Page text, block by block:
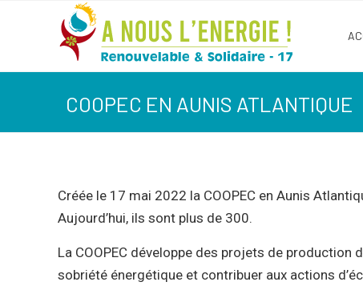
COOPEC EN AUNIS ATLANTIQUE
Créée le 17 mai 2022 la COOPEC en Aunis
Aujourd’hui, ils sont plus de 300.
La COOPEC développe des projets de production
sobriété énergétique et contribuer aux actions